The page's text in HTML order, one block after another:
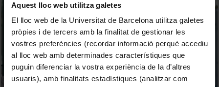
Aquest lloc web utilitza galetes
El lloc web de la Universitat de Barcelona utilitza galetes
pròpies i de tercers amb la finalitat de gestionar les
vostres preferències (recordar informació perquè accediu
al lloc web amb determinades característiques que
puguin diferenciar la vostra experiència de la d’altres
usuaris), amb finalitats estadístiques (analitzar com